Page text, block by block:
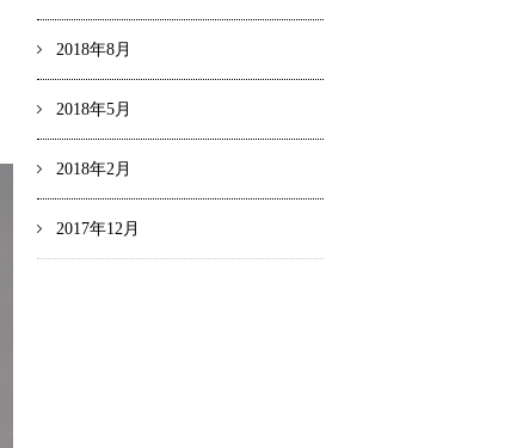
2018年8月
2018年5月
2018年2月
2017年12月